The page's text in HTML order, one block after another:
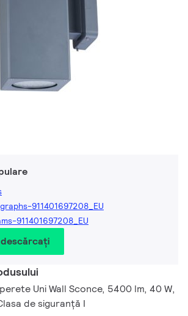
911401697208_EU
911401697208_EU
Uni Wall Sconce, 5400 lm, 40 W,
de siguranță I